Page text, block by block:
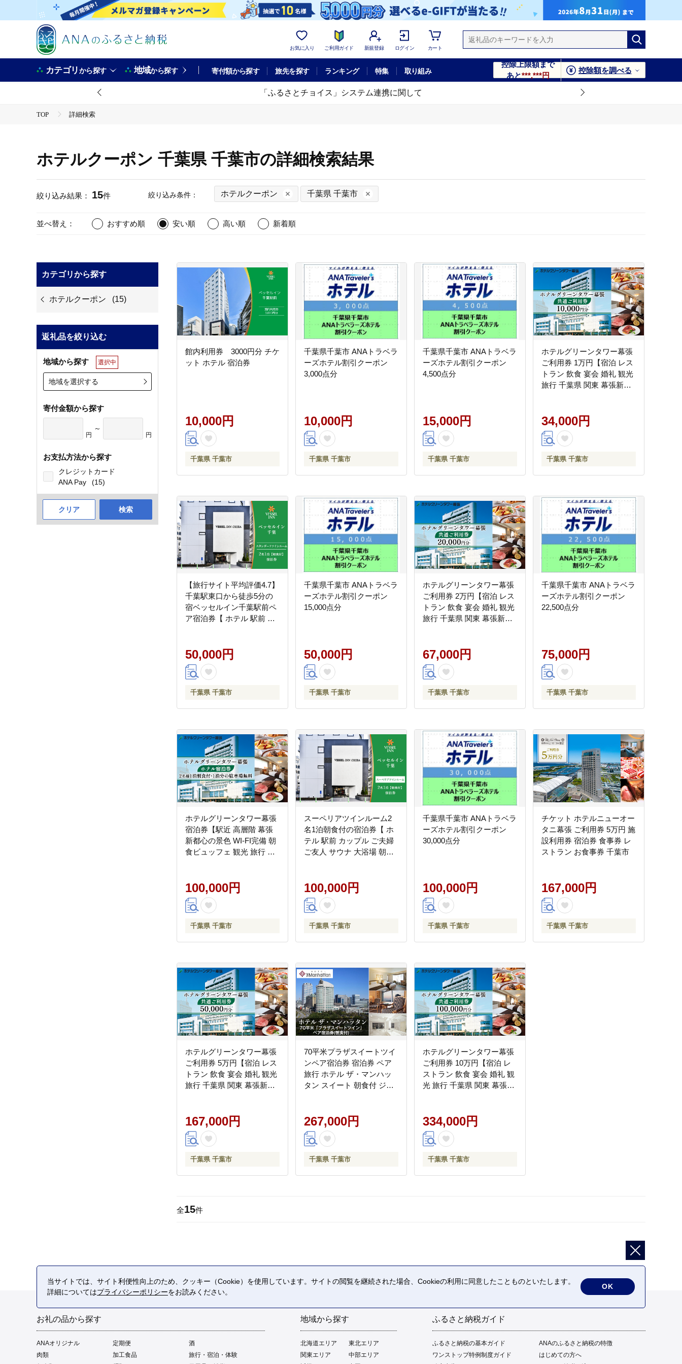
お気に入り ご利用ガイド 新規登録 ログイン カート
カテゴリから探す 地域から探す 寄付額から探す 旅先を探す ランキング 特集 取り組み
控除上限額まで
あと***,***円
控除額を調べる
「ふるさとチョイス」システム連携に関して
TOP 詳細検索
ホテルクーポン 千葉県 千葉市の詳細検索結果
絞り込み結果： 15件 絞り込み条件： ホテルクーポン 千葉県 千葉市
並べ替え： おすすめ順 安い順 高い順 新着順
カテゴリから探す
ホテルクーポン (15)
返礼品を絞り込む
地域から探す 選択中
地域を選択する
寄付金額から探す
円
～
円
お支払方法から探す
クレジットカード
ANA Pay
(15)
クリア 検索
館内利用券 3000円分 チケ
ット ホテル 宿泊券
10,000円
千葉県 千葉市
千葉県千葉市 ANAトラベラ
ーズホテル割引クーポン
3,000点分
10,000円
千葉県 千葉市
千葉県千葉市 ANAトラベラ
ーズホテル割引クーポン
4,500点分
15,000円
千葉県 千葉市
ホテルグリーンタワー幕張
ご利用券 1万円【宿泊 レス
トラン 飲食 宴会 婚礼 観光
旅行 千葉県 関東 幕張新都
34,000円
千葉県 千葉市
【旅行サイト平均評価4.7】
千葉駅東口から徒歩5分の
宿ベッセルイン千葉駅前ペ
ア宿泊券【 ホテル 駅前 カ
ティ 】
50,000円
千葉県 千葉市
千葉県千葉市 ANAトラベラ
ーズホテル割引クーポン
15,000点分
50,000円
千葉県 千葉市
ホテルグリーンタワー幕張
ご利用券 2万円【宿泊 レス
トラン 飲食 宴会 婚礼 観光
旅行 千葉県 関東 幕張新都
67,000円
千葉県 千葉市
千葉県千葉市 ANAトラベラ
ーズホテル割引クーポン
22,500点分
75,000円
千葉県 千葉市
ホテルグリーンタワー幕張
宿泊券【駅近 高層階 幕張
新都心の景色 WI-FI完備 朝
食ビュッフェ 観光 旅行 宿
100,000円
千葉県 千葉市
スーペリアツインルーム2
名1泊朝食付の宿泊券【 ホ
テル 駅前 カップル ご夫婦
ご友人 サウナ 大浴場 朝食
100,000円
千葉県 千葉市
千葉県千葉市 ANAトラベラ
ーズホテル割引クーポン
30,000点分
100,000円
千葉県 千葉市
チケット ホテルニューオー
タニ幕張 ご利用券 5万円 施
設利用券 宿泊券 食事券 レ
ストラン お食事券 千葉市
167,000円
千葉県 千葉市
ホテルグリーンタワー幕張
ご利用券 5万円【宿泊 レス
トラン 飲食 宴会 婚礼 観光
旅行 千葉県 関東 幕張新都
167,000円
千葉県 千葉市
70平米プラザスイートツイ
ンペア宿泊券 宿泊券 ペア
旅行 ホテル ザ・マンハッ
タン スイート 朝食付 ジャ
267,000円
千葉県 千葉市
ホテルグリーンタワー幕張
ご利用券 10万円【宿泊 レ
ストラン 飲食 宴会 婚礼 観
光 旅行 千葉県 関東 幕張新
334,000円
千葉県 千葉市
全15件
お礼の品から探す
ANAオリジナル 定期便
酒
肉類
加工食品
旅行・宿泊・体験
地域から探す
北海道エリア
東北エリア
関東エリア
中部エリア
ふるさと納税ガイド
ふるさと納税の基本ガイド
ANAのふるさと納税の特徴
ワンストップ特例制度ガイド
はじめての方へ
当サイトでは、サイト利便性向上のため、クッキー（Cookie）を使用しています。サイトの閲覧を継続された場合、Cookieの利用に同意したことものといたします。
詳細についてはプライバシーポリシーをお読みください。
OK